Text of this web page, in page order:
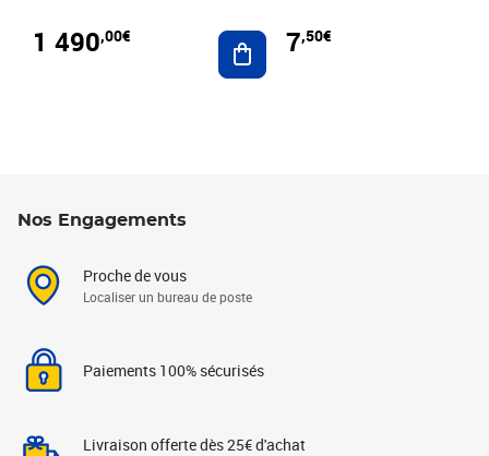
1 490,00€ Ajouter au panier
7,50€
Nos Engagements
Proche de vous
Localiser un bureau de poste
Paiements 100% sécurisés
Livraison offerte dès 25€ d'achat